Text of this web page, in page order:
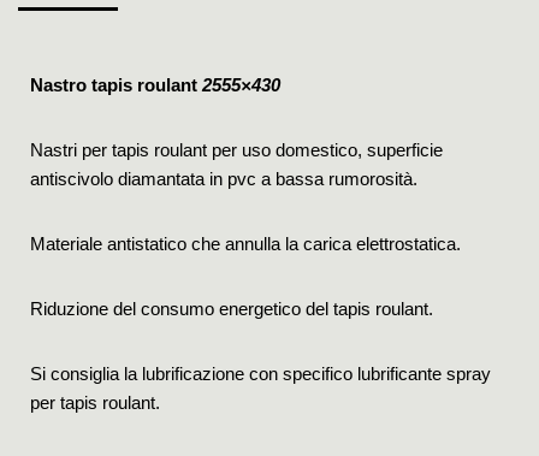
Nastro tapis roulant 2555×430
Nastri per tapis roulant per uso domestico, superficie
antiscivolo diamantata in pvc a bassa rumorosità.
Materiale antistatico che annulla la carica elettrostatica.
Riduzione del consumo energetico del tapis roulant.
Si consiglia la lubrificazione con specifico lubrificante spray
per tapis roulant.